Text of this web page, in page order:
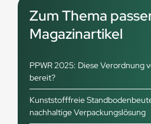
Zum Thema
Magazinartikel
PPWR 2025: Diese Verordnung
bereit?
Kunststofffreie
nachhaltige Verpackungslösung